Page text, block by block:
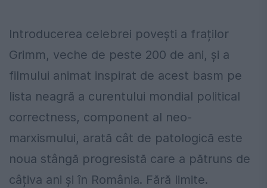
Introducerea celebrei povești a fraților
Grimm, veche de peste 200 de ani, și a
filmului animat inspirat de acest basm pe
lista neagră a curentului mondial political
correctness, component al neo-
marxismului, arată cât de patologică este
noua stângă progresistă care a pătruns de
câțiva ani și în România. Fără limite.